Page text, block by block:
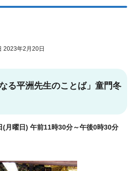
年2月20日
る平洲先生のことば」童門冬
(月曜日) 午前11時30分～午後0時30分